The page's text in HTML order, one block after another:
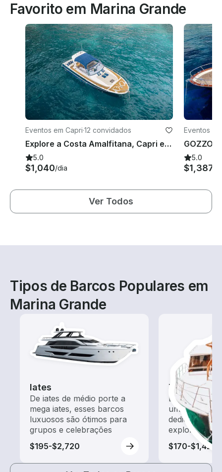
Favorito em Marina Grande
Eventos em Capri·12 convidados
Explore a Costa Amalfitana, Capri e Sorrento com Gagliotta Jores 10,5 metros
5.0
$1,040/dia
Eventos
GOZZO
5.0
$1,387
Ver Todos
Tipos de Barcos Populares em
Marina Grande
Iates
De iates de médio porte a
mega iates, esses barcos
luxuosos são ótimos para
grupos e celebrações
$195-$2,720
Tours
Explore as
um aluguel
dedicado a
exploração
$170-$1,425